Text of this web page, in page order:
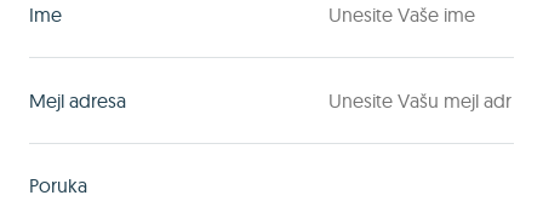
Ime
Mejl adresa
Poruka